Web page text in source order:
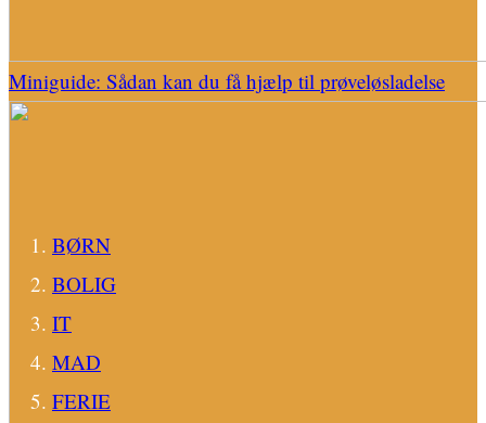
Miniguide: Sådan kan du få hjælp til prøveløsladelse
BØRN
BOLIG
IT
MAD
FERIE